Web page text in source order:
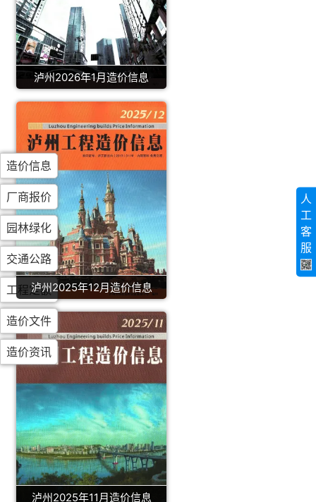
泸州2026年1月造价信息
泸州2025年12月造价信息
泸州2025年11月造价信息
造价信息
厂商报价
园林绿化
交通公路
工程定额
造价文件
造价资讯
人
工
客
服